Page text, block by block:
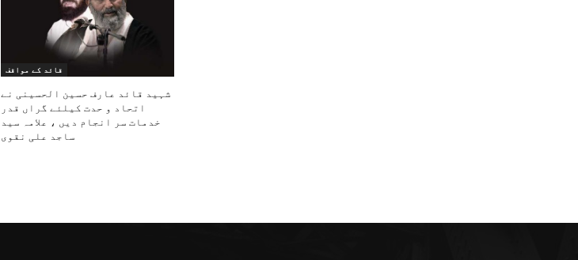
قائد کے مواقف
شہید قائد عارف حسین الحسینی نے
اتحاد و حدت کیلئے گراں قدر
خدمات سر انجام دیں ، علامہ سید
ساجد علی نقوی